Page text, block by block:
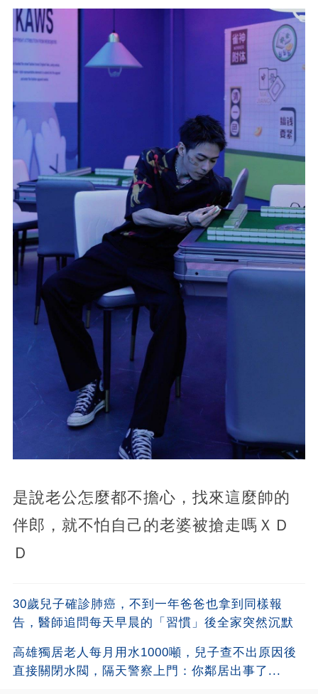
是說老公怎麼都不擔心，找來這麼帥的
伴郎，就不怕自己的老婆被搶走嗎ＸＤ
Ｄ
30歲兒子確診肺癌，不到一年爸爸也拿到同樣報
告，醫師追問每天早晨的「習慣」後全家突然沉默
高雄獨居老人每月用水1000噸，兒子查不出原因後
直接關閉水閥，隔天警察上門：你鄰居出事了...